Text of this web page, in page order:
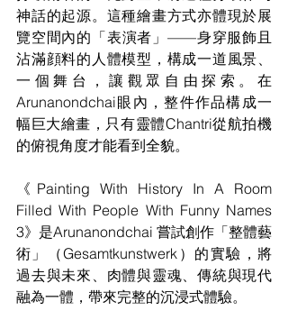
神話的起源。這種繪畫方式亦體現於展
覽空間內的「表演者」——身穿服飾且
沾滿顔料的人體模型，構成一道風景、
一個舞台，讓觀眾自由探索。在
Arunanondchai眼內，整件作品構成一
幅巨大繪畫，只有靈體Chantri從航拍機
的俯視角度才能看到全貌。
《Painting With History In A Room
Filled With People With Funny Names
3》是Arunanondchai 嘗試創作「整體藝
術」（Gesamtkunstwerk）的實驗，將
過去與未來、肉體與靈魂、傳統與現代
融為一體，帶來完整的沉浸式體驗。